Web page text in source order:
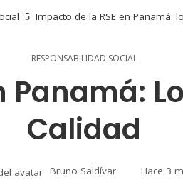
Impacto de la RSE en Panamá:
RESPONSABILIDAD SOCIAL
Panamá:
Calidad
Bruno Saldívar Hace 3